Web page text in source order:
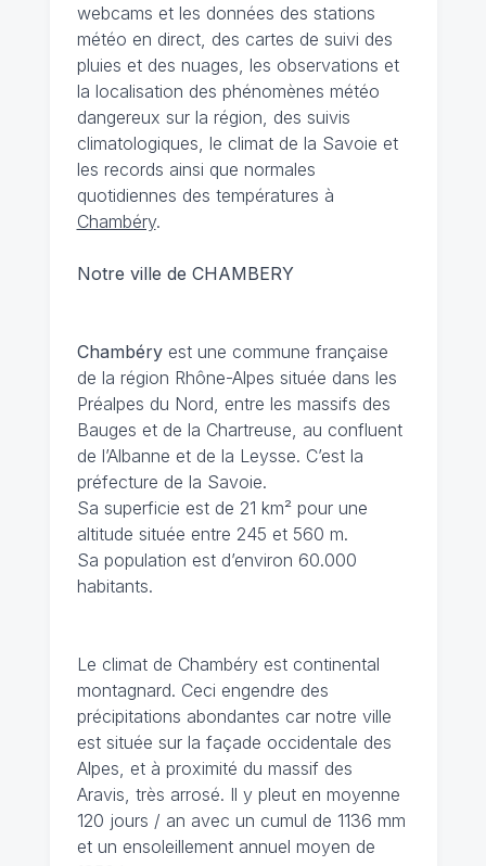
webcams et les données des stations
météo en direct, des cartes de suivi des
pluies et des nuages, les observations et
la localisation des phénomènes météo
dangereux sur la région, des suivis
climatologiques, le climat de la Savoie et
les records ainsi que normales
quotidiennes des températures à
Chambéry.
Notre ville de CHAMBERY
Chambéryest une commune française
de la région Rhône-Alpes située dans les
Préalpes du Nord, entre les massifs des
Bauges et de la Chartreuse, au confluent
de l’Albanne et de la Leysse. C’est la
préfecture de la Savoie.
Sa superficie est de 21 km² pour une
altitude située entre 245 et 560 m.
Sa population est d’environ 60.000
habitants.
Le climat de Chambéryest continental
montagnard. Ceci engendre des
précipitations abondantes car notre ville
est située sur la façade occidentale des
Alpes, et à proximité du massif des
Aravis, très arrosé. Il y pleut en moyenne
120 jours / an avec un cumul de 1136 mm
et un ensoleillement annuel moyen de